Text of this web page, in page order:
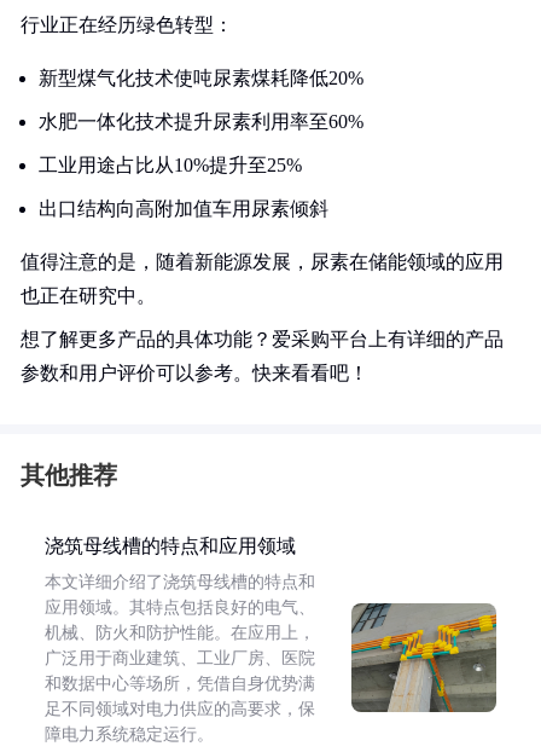
行业正在经历绿色转型：
新型煤气化技术使吨尿素煤耗降低20%
水肥一体化技术提升尿素利用率至60%
工业用途占比从10%提升至25%
出口结构向高附加值车用尿素倾斜
值得注意的是，随着新能源发展，尿素在储能领域的应用
也正在研究中。
想了解更多产品的具体功能？爱采购平台上有详细的产品
参数和用户评价可以参考。快来看看吧！
其他推荐
浇筑母线槽的特点和应用领域
本文详细介绍了浇筑母线槽的特点和
应用领域。其特点包括良好的电气、
机械、防火和防护性能。在应用上，
广泛用于商业建筑、工业厂房、医院
和数据中心等场所，凭借自身优势满
足不同领域对电力供应的高要求，保
障电力系统稳定运行。